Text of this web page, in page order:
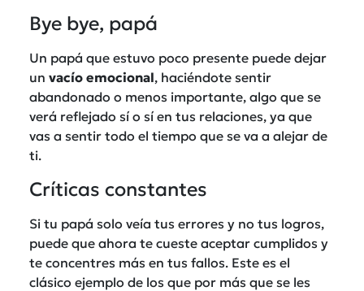
Bye bye, papá
Un papá que estuvo poco presente puede dejar
un vacío emocional, haciéndote sentir
abandonado o menos importante, algo que se
verá reflejado sí o sí en tus relaciones, ya que
vas a sentir todo el tiempo que se va a alejar de
ti.
Críticas constantes
Si tu papá solo veía tus errores y no tus logros,
puede que ahora te cueste aceptar cumplidos y
te concentres más en tus fallos. Este es el
clásico ejemplo de los que por más que se les